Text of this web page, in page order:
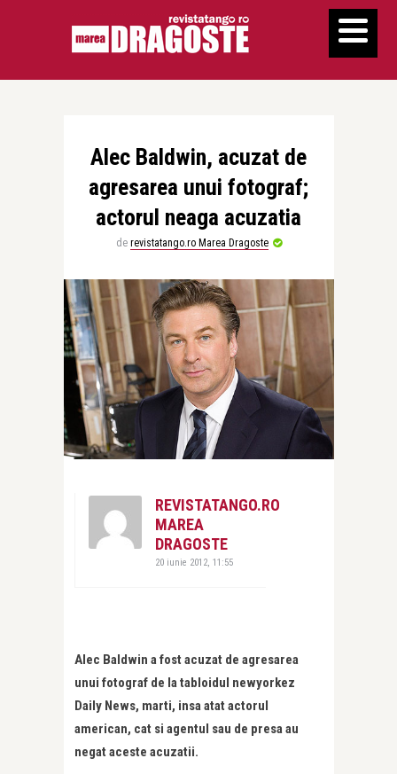
Alec Baldwin, acuzat de
agresarea unui fotograf;
actorul neaga acuzatia
de revistatango.ro Marea Dragoste
REVISTATANGO.RO
MAREA
DRAGOSTE
20 iunie 2012, 11:55
Alec Baldwin a fost acuzat de agresarea
unui fotograf de la tabloidul newyorkez
Daily News, marti, insa atat actorul
american, cat si agentul sau de presa au
negat aceste acuzatii.